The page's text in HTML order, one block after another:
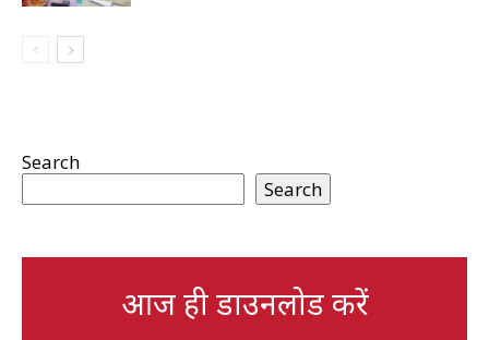
Search
Search
आज ही डाउनलोड करें